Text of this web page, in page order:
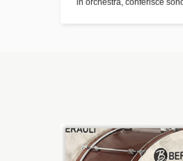
in orchestra, conferisce